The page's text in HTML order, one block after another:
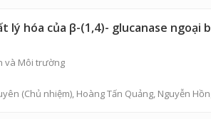
lý hóa của β-(1,4)- glucanase ngoại
và Môi trường
(Chủ nhiệm), Hoàng Tấn Quảng, Nguyễn